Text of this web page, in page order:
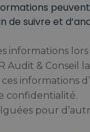
de suivre et
informations lors
Audit & Conseil
informations
confidentialité.
pour